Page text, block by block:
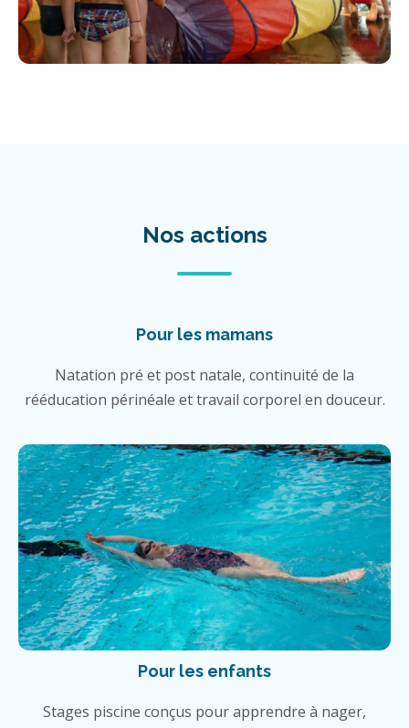
Nos actions
Pour les mamans
Natation pré et post natale, continuité de la
rééducation périnéale et travail corporel en douceur.
Pour les enfants
Stages piscine conçus pour apprendre à nager,